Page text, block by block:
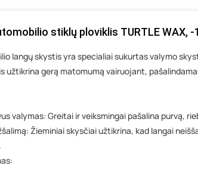
stiklų ploviklis TURTLE WAX, -
langų skystis yra specialiai sukurtas valymo
užtikrina gerą matomumą vairuojant,
valymas: Greitai ir veiksmingai pašalina purvą,
Žieminiai skysčiai užtikrina, kad langai